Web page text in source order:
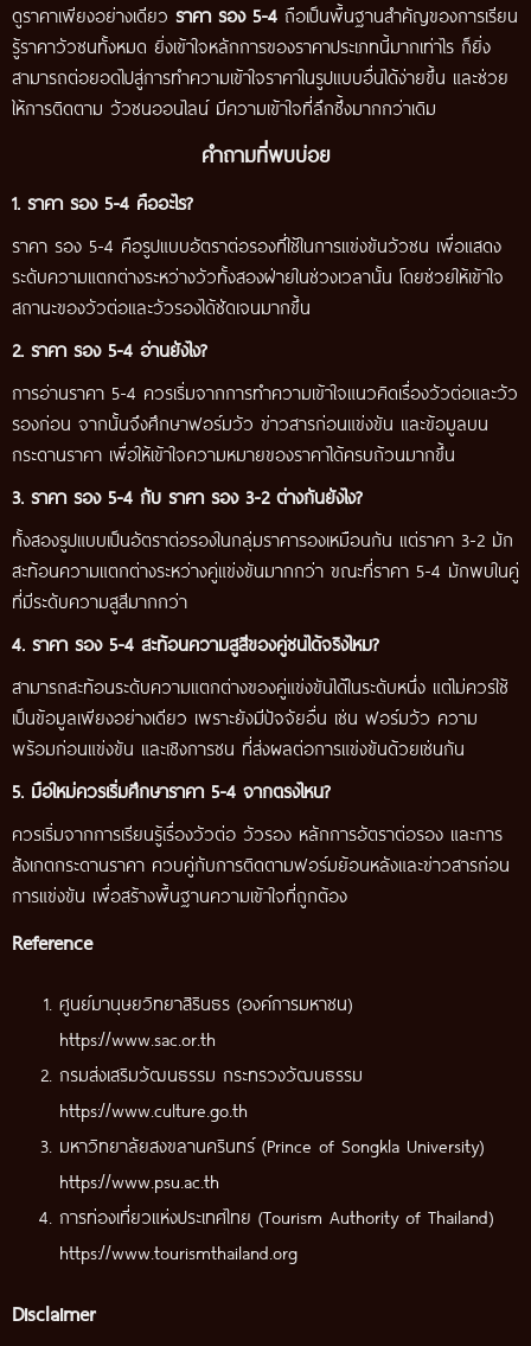
ดูราคาเพียงอย่างเดียว ราคา รอง 5-4 ถือเป็นพื้นฐานสำคัญของการเรียน
รู้ราคาวัวชนทั้งหมด ยิ่งเข้าใจหลักการของราคาประเภทนี้มากเท่าไร ก็ยิ่ง
สามารถต่อยอดไปสู่การทำความเข้าใจราคาในรูปแบบอื่นได้ง่ายขึ้น และช่วย
ให้การติดตาม วัวชนออนไลน์ มีความเข้าใจที่ลึกซึ้งมากกว่าเดิม
คำถามที่พบบ่อย
1. ราคา รอง 5-4 คืออะไร?
ราคา รอง 5-4 คือรูปแบบอัตราต่อรองที่ใช้ในการแข่งขันวัวชน เพื่อแสดง
ระดับความแตกต่างระหว่างวัวทั้งสองฝ่ายในช่วงเวลานั้น โดยช่วยให้เข้าใจ
สถานะของวัวต่อและวัวรองได้ชัดเจนมากขึ้น
2. ราคา รอง 5-4 อ่านยังไง?
การอ่านราคา 5-4 ควรเริ่มจากการทำความเข้าใจแนวคิดเรื่องวัวต่อและวัว
รองก่อน จากนั้นจึงศึกษาฟอร์มวัว ข่าวสารก่อนแข่งขัน และข้อมูลบน
กระดานราคา เพื่อให้เข้าใจความหมายของราคาได้ครบถ้วนมากขึ้น
3. ราคา รอง 5-4 กับ ราคา รอง 3-2 ต่างกันยังไง?
ทั้งสองรูปแบบเป็นอัตราต่อรองในกลุ่มราคารองเหมือนกัน แต่ราคา 3-2 มัก
สะท้อนความแตกต่างระหว่างคู่แข่งขันมากกว่า ขณะที่ราคา 5-4 มักพบในคู่
ที่มีระดับความสูสีมากกว่า
4. ราคา รอง 5-4 สะท้อนความสูสีของคู่ชนได้จริงไหม?
สามารถสะท้อนระดับความแตกต่างของคู่แข่งขันได้ในระดับหนึ่ง แต่ไม่ควรใช้
เป็นข้อมูลเพียงอย่างเดียว เพราะยังมีปัจจัยอื่น เช่น ฟอร์มวัว ความ
พร้อมก่อนแข่งขัน และเชิงการชน ที่ส่งผลต่อการแข่งขันด้วยเช่นกัน
5. มือใหม่ควรเริ่มศึกษาราคา 5-4 จากตรงไหน?
ควรเริ่มจากการเรียนรู้เรื่องวัวต่อ วัวรอง หลักการอัตราต่อรอง และการ
สังเกตกระดานราคา ควบคู่กับการติดตามฟอร์มย้อนหลังและข่าวสารก่อน
การแข่งขัน เพื่อสร้างพื้นฐานความเข้าใจที่ถูกต้อง
Reference
ศูนย์มานุษยวิทยาสิรินธร (องค์การมหาชน)
https://www.sac.or.th
กรมส่งเสริมวัฒนธรรม กระทรวงวัฒนธรรม
https://www.culture.go.th
มหาวิทยาลัยสงขลานครินทร์ (Prince of Songkla University)
https://www.psu.ac.th
การท่องเที่ยวแห่งประเทศไทย (Tourism Authority of Thailand)
https://www.tourismthailand.org
Disclaimer